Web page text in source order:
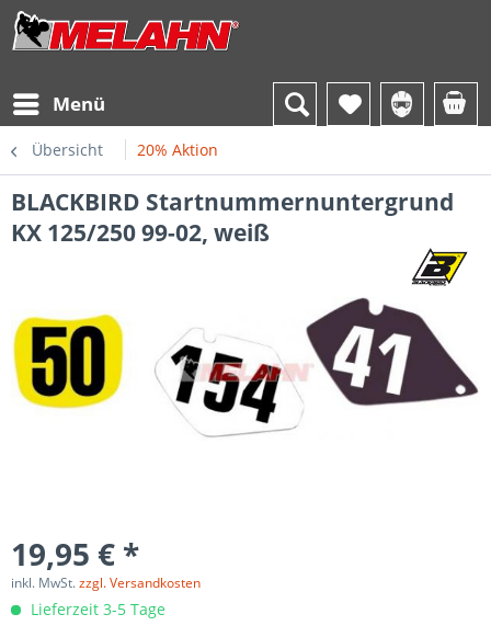
Menü
Übersicht 20% Aktion
BLACKBIRD Startnummernuntergrund
KX 125/250 99-02, weiß
19,95 € *
inkl. MwSt.zzgl. Versandkosten
Lieferzeit 3-5 Tage